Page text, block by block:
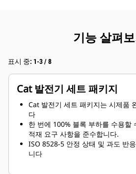
기능 살펴보
표시 중: 1-3 / 8
Cat 발전기 세트 패키지
Cat 발전기 세트 패키지는 시제품
다
한 번에 100% 블록 부하를 수용할
적재 요구 사항을 준수합니다.
ISO 8528-5 안정 상태 및 과도 반
니다